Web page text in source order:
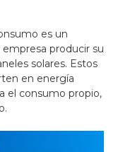
es un
producir su
solares. Estos
en energía
el consumo propio,